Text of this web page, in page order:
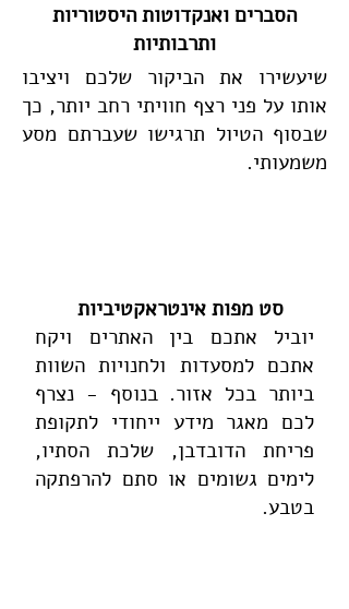
הסברים ואנקדוטות היסטוריות
ותרבותיות
שיעשירו את הביקור שלכם ויציבו
אותו על פני רצף חוויתי רחב יותר, כך
שבסוף הטיול תרגישו שעברתם מסע
משמעותי.
סט מפות אינטראקטיביות
יוביל אתכם בין האתרים ויקח
אתכם למסעדות ולחנויות השוות
ביותר בכל אזור. בנוסף - נצרף
לכם מאגר מידע ייחודי לתקופת
פריחת הדובדבן, שלכת הסתיו,
לימים גשומים או סתם להרפתקה
בטבע.